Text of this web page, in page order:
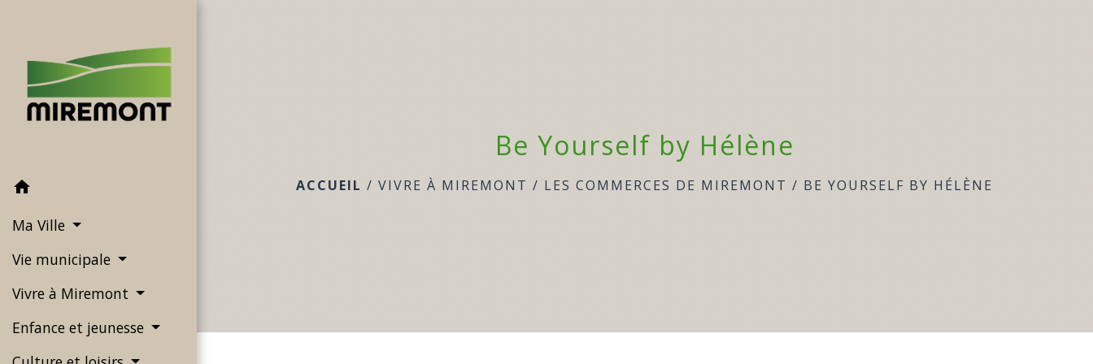
home
Ma Ville
Vie municipale
Vivre à Miremont
Enfance et jeunesse
Be Yourself by Hélène
ACCUEIL /VIVRE À MIREMONT / LES COMMERCES DE MIREMONT / BE YOURSELF BY HÉLÈNE